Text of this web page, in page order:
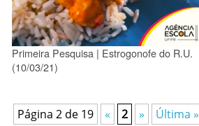
Primeira Pesquisa | Estrogonofe do R.U.
(10/03/21)
Página 2 de 19 « 2 » Última »